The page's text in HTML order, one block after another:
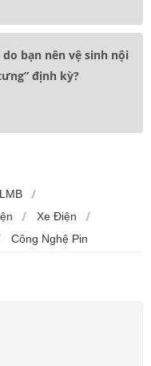
bạn nên vệ sinh nội
định kỳ?
Xe Điện
Công Nghệ Pin